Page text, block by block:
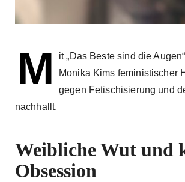
M
it „Das Beste sind die
Monika Kims feministischer
gegen Fetischisierung und
nachhallt.
Weibliche Wut und
Obsession